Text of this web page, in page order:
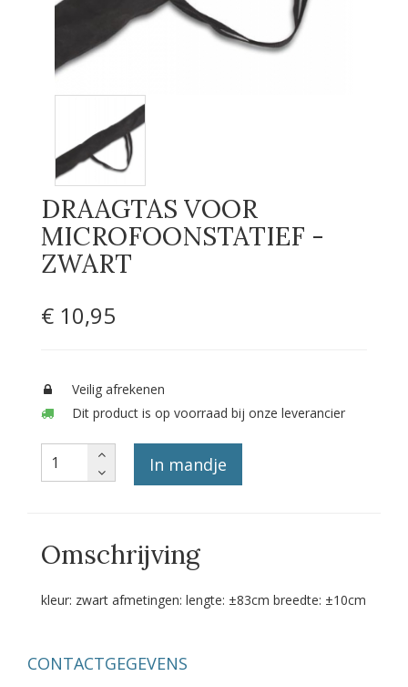
DRAAGTAS VOOR
MICROFOONSTATIEF -
ZWART
€ 10,95
Veilig afrekenen
Dit product is op voorraad bij onze leverancier
In mandje
Omschrijving
kleur: zwart afmetingen: lengte: ±83cm breedte: ±10cm
CONTACTGEGEVENS